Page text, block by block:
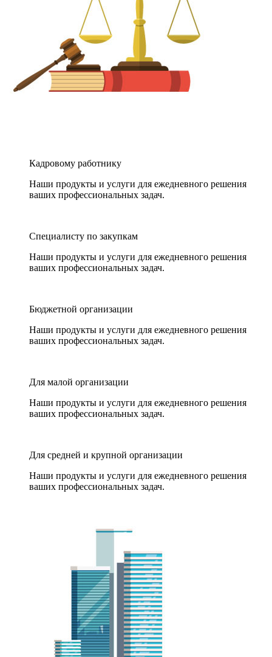
Кадровому работнику
Наши продукты и услуги для ежедневного решения
ваших профессиональных задач.
Специалисту по закупкам
Наши продукты и услуги для ежедневного решения
ваших профессиональных задач.
Бюджетной организации
Наши продукты и услуги для ежедневного решения
ваших профессиональных задач.
Для малой организации
Наши продукты и услуги для ежедневного решения
ваших профессиональных задач.
Для средней и крупной организации
Наши продукты и услуги для ежедневного решения
ваших профессиональных задач.